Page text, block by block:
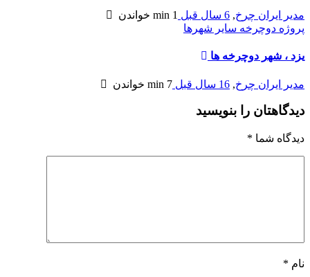
مدیر ایران چرخ, 6 سال قبل 1 min
خواندن
پروژه دوچرخه سایر شهرها
یزد ، شهر دوچرخه ها
مدیر ایران چرخ, 16 سال قبل 7 min خواندن
دیدگاهتان را بنویسید
دیدگاه شما *
نام *